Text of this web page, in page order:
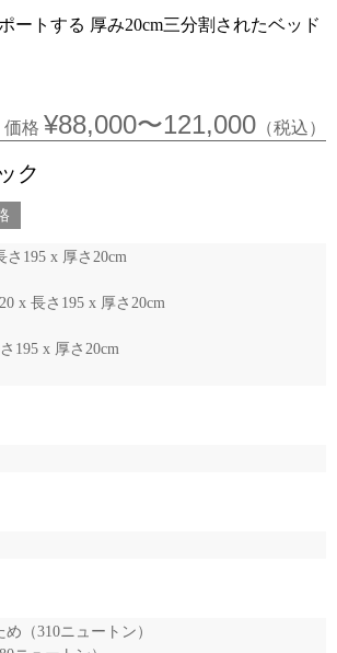
ートする 厚み20cm三分割されたベッド
価格 ¥88,000〜121,000 （税込）
ク
さ195 x 厚さ20cm
x 長さ195 x 厚さ20cm
195 x 厚さ20cm
（310ニュートン）